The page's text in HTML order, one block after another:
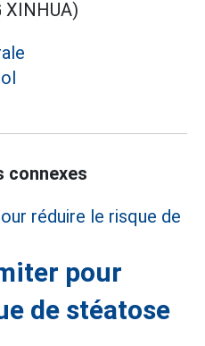
XINHUA)
connexes
pour
de stéatose